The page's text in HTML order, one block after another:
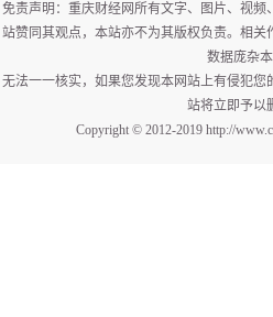
免责声明：重庆财经网所有文字、图片、视
站赞同其观点，本站亦不为其版权负责。相
数据庞杂
无法一一核实，如果您发现本网站上有侵犯您
站将立即予以
Copyright © 2012-2019 http://